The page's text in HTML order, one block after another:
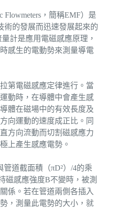
Flowmeters，簡稱EMF）是
術的發展而迅速發展起來的
計是應用電磁感應原理，
感生的電動勢來測量導電
第電磁感應定律進行。當
動時，在導體中會產生感
體在磁場中的有效長度及
向運動的速度成正比。同
方向流動而切割磁感應力
上產生感應電勢。
道截面積（πD²）/4的乘
磁感應強度B不變時，被測
係。若在管道兩側各插入
，測量此電勢的大小，就